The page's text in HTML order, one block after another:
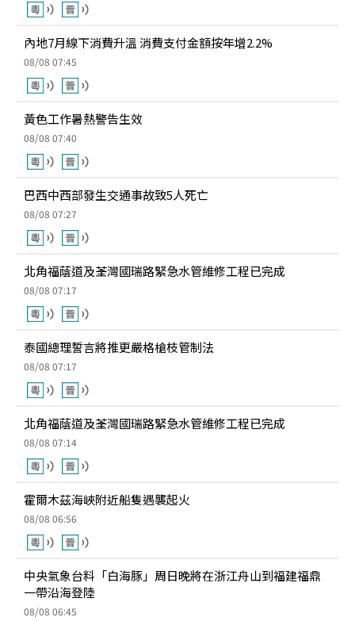
內地7月線下消費升溫 消費支付金額按年增2.2%
08/08 07:45
黃色工作暑熱警告生效
08/08 07:40
巴西中西部發生交通事故致5人死亡
08/08 07:27
北角福蔭道及荃灣國瑞路緊急水管維修工程已完成
08/08 07:17
泰國總理誓言將推更嚴格槍枝管制法
08/08 07:17
北角福蔭道及荃灣國瑞路緊急水管維修工程已完成
08/08 07:14
霍爾木茲海峽附近船隻遇襲起火
08/08 06:56
中央氣象台料「白海豚」周日晚將在浙江舟山到福建福鼎
一帶沿海登陸
08/08 06:45